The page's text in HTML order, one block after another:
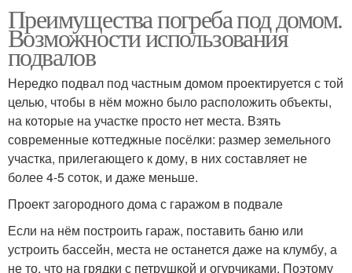
Преимущества погреба под домом.
Возможности использования
подвалов
Нередко подвал под частным домом проектируется с той
целью, чтобы в нём можно было расположить объекты,
на которые на участке просто нет места. Взять
современные коттеджные посёлки: размер земельного
участка, прилегающего к дому, в них составляет не
более 4-5 соток, и даже меньше.
Проект загородного дома с гаражом в подвале
Если на нём построить гараж, поставить баню или
устроить бассейн, места не останется даже на клумбу, а
не то, что на грядки с петрушкой и огурчиками. Поэтому